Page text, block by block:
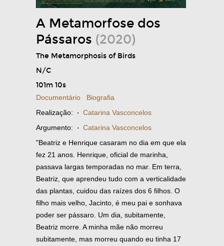
A Metamorfose dos
Pássaros (2020)
The Metamorphosis of Birds
N/C
101m 10s
Documentário
Biografia
Realização: · Catarina Vasconcelos
Argumento: · Catarina Vasconcelos
"Beatriz e Henrique casaram no dia em que ela
fez 21 anos. Henrique, oficial de marinha,
passava largas temporadas no mar. Em terra,
Beatriz, que aprendeu tudo com a verticalidade
das plantas, cuidou das raízes dos 6 filhos. O
filho mais velho, Jacinto, é meu pai e sonhava
poder ser pássaro. Um dia, subitamente,
Beatriz morre. A minha mãe não morreu
subitamente, mas morreu quando eu tinha 17